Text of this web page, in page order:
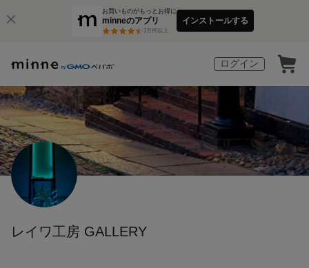
お買いものがもっとお得に
minneのアプリ
3万件以上
インストールする
ログイン
レイワ工房 GALLERY